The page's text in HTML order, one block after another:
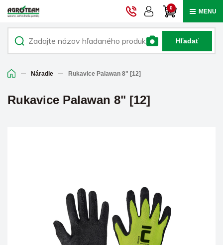
0 MENU
Hľadať
Náradie Rukavice Palawan 8" [12]
Rukavice Palawan 8" [12]